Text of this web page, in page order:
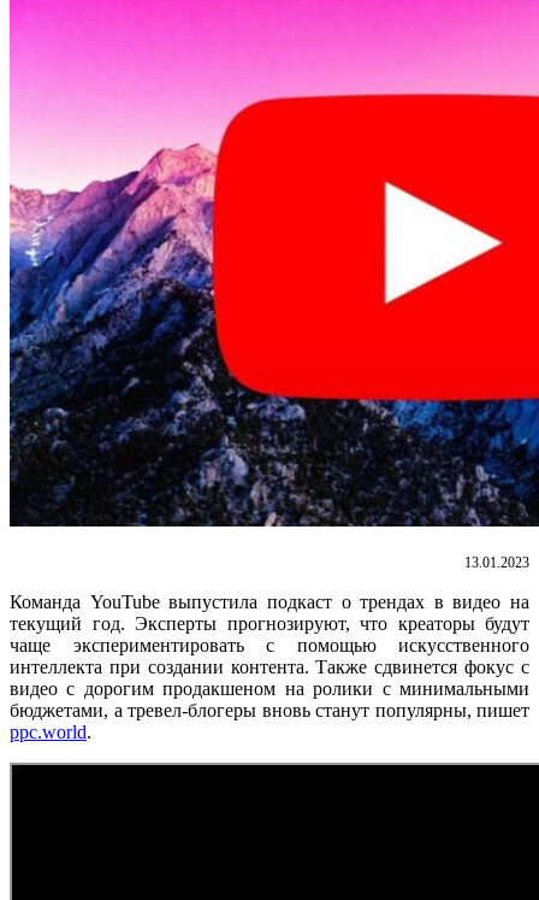
13.01.2023
Команда YouTube выпустила подкаст о трендах в видео на
текущий год. Эксперты прогнозируют, что креаторы будут
чаще экспериментировать с помощью искусственного
интеллекта при создании контента. Также сдвинется фокус с
видео с дорогим продакшеном на ролики с минимальными
бюджетами, а тревел-блогеры вновь станут популярны, пишет
ppc.world.